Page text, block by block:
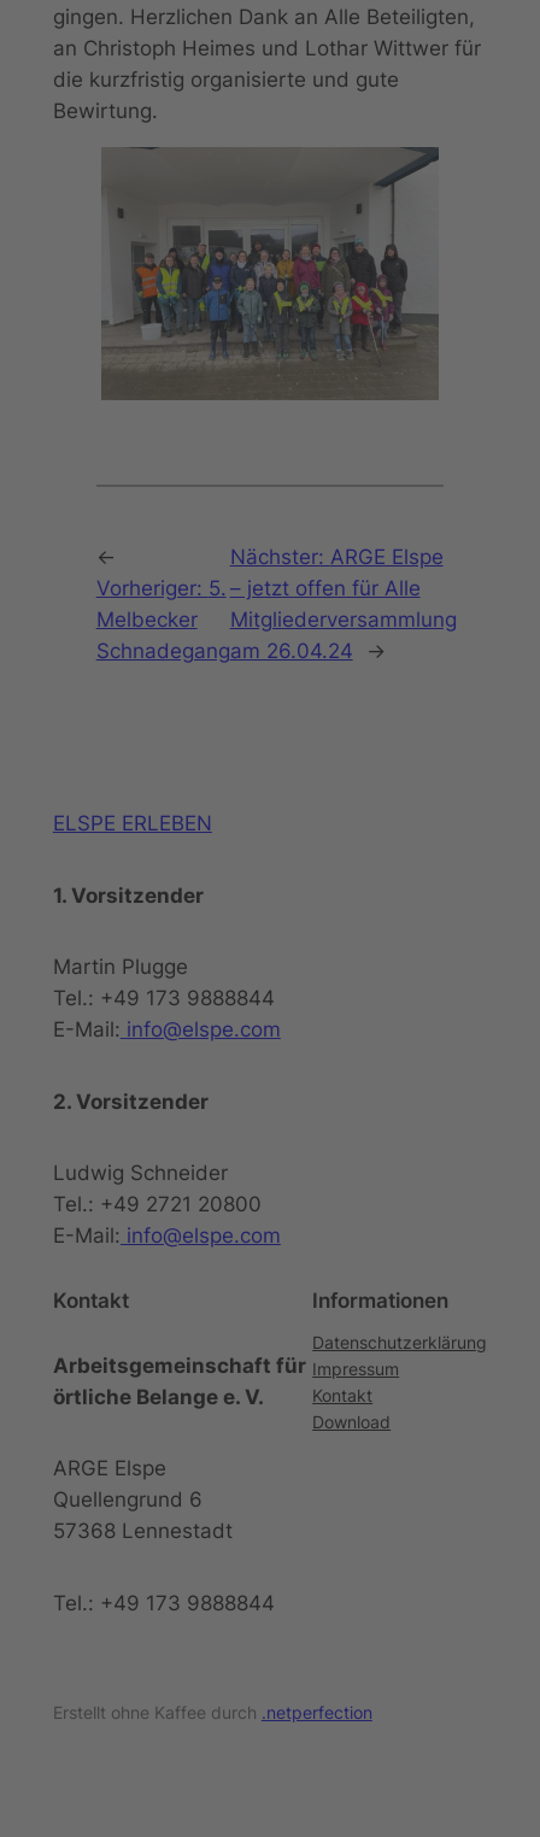
gingen. Herzlichen Dank an Alle Beteiligten,
an Christoph Heimes und Lothar Wittwer für
die kurzfristig organisierte und gute
Bewirtung.
←
Vorheriger: 5.
Melbecker
Schnadegang
Nächster: ARGE Elspe
– jetzt offen für Alle
Mitgliederversammlung
am 26.04.24
→
ELSPE ERLEBEN
1. Vorsitzender
Martin Plugge
Tel.: +49 173 9888844
E-Mail: info@elspe.com
2. Vorsitzender
Ludwig Schneider
Tel.: +49 2721 20800
E-Mail: info@elspe.com
Kontakt
Arbeitsgemeinschaft für
örtliche Belange e. V.
ARGE Elspe
Quellengrund 6
57368 Lennestadt
Tel.: +49 173 9888844
Informationen
Datenschutzerklärung
Impressum
Kontakt
Download
Erstellt ohne Kaffee durch .netperfection